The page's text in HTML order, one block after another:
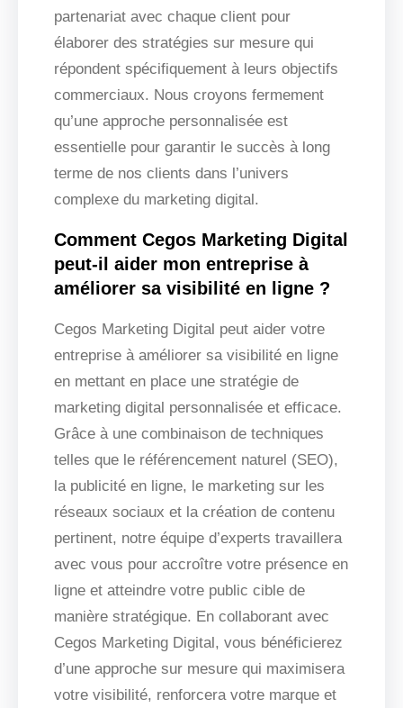
partenariat avec chaque client pour
élaborer des stratégies sur mesure qui
répondent spécifiquement à leurs objectifs
commerciaux. Nous croyons fermement
qu’une approche personnalisée est
essentielle pour garantir le succès à long
terme de nos clients dans l’univers
complexe du marketing digital.
Comment Cegos Marketing Digital
peut-il aider mon entreprise à
améliorer sa visibilité en ligne ?
Cegos Marketing Digital peut aider votre
entreprise à améliorer sa visibilité en ligne
en mettant en place une stratégie de
marketing digital personnalisée et efficace.
Grâce à une combinaison de techniques
telles que le référencement naturel (SEO),
la publicité en ligne, le marketing sur les
réseaux sociaux et la création de contenu
pertinent, notre équipe d’experts travaillera
avec vous pour accroître votre présence en
ligne et atteindre votre public cible de
manière stratégique. En collaborant avec
Cegos Marketing Digital, vous bénéficierez
d’une approche sur mesure qui maximisera
votre visibilité, renforcera votre marque et